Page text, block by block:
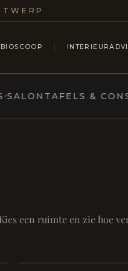
&
Kies een ruimte en zie hoe
Eetkamer